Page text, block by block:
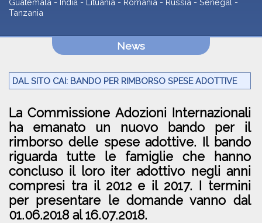
Guatemala - India - Lituania - Romania - Russia - Senegal -
Tanzania
News
DAL SITO CAI: BANDO PER RIMBORSO SPESE ADOTTIVE
La Commissione Adozioni Internazionali
ha emanato un nuovo bando per il
rimborso delle spese adottive. Il bando
riguarda tutte le famiglie che hanno
concluso il loro iter adottivo negli anni
compresi tra il 2012 e il 2017. I termini
per presentare le domande vanno dal
01.06.2018 al 16.07.2018.